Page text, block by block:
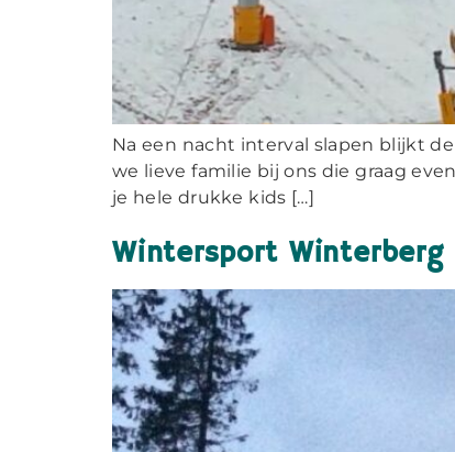
Na een nacht interval slapen blijkt
we lieve familie bij ons die graag
je hele drukke kids […]
Wintersport